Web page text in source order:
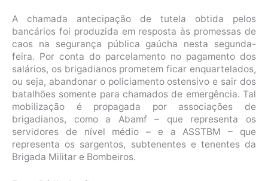
A chamada antecipação de tutela obtida pelos
bancários foi produzida em resposta às promessas de
caos na segurança pública gaúcha nesta segunda-
feira. Por conta do parcelamento no pagamento dos
salários, os brigadianos prometem ficar enquartelados,
ou seja, abandonar o policiamento ostensivo e sair dos
batalhões somente para chamados de emergência. Tal
mobilização é propagada por associações de
brigadianos, como a Abamf – que representa os
servidores de nível médio – e a ASSTBM – que
representa os sargentos, subtenentes e tenentes da
Brigada Militar e Bombeiros.